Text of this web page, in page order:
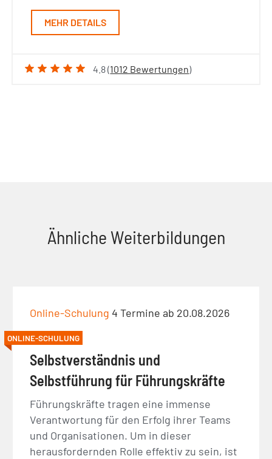
MEHR DETAILS
4.8 (1012 Bewertungen)
Ähnliche Weiterbildungen
Online-Schulung 4 Termine ab 20.08.2026
ONLINE-SCHULUNG
Selbstverständnis und
Selbstführung für Führungskräfte
Führungskräfte tragen eine immense
Verantwortung für den Erfolg ihrer Teams
und Organisationen. Um in dieser
herausfordernden Rolle effektiv zu sein, ist